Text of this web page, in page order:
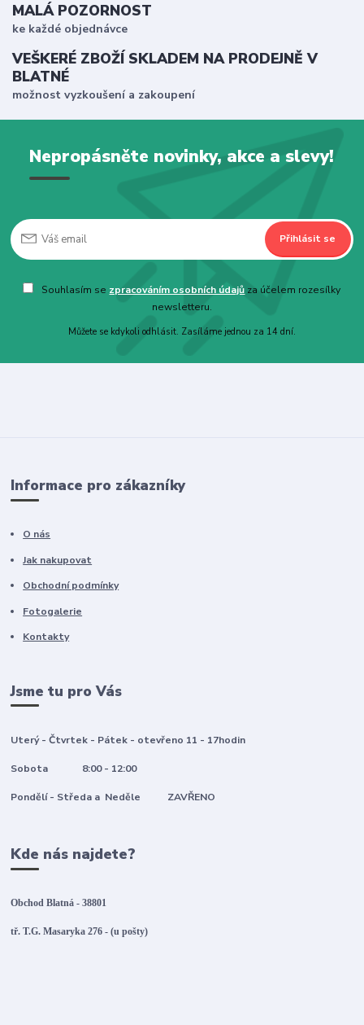
MALÁ POZORNOST
ke každé objednávce
VEŠKERÉ ZBOŽÍ SKLADEM NA PRODEJNĚ V
BLATNÉ
možnost vyzkoušení a zakoupení
Nepropásněte novinky, akce a slevy!
Přihlásit se
Souhlasím se zpracováním osobních údajů za účelem rozesílky
newsletteru.
Můžete se kdykoli odhlásit. Zasíláme jednou za 14 dní.
Informace pro zákazníky
O nás
Jak nakupovat
Obchodní podmínky
Fotogalerie
Kontakty
Jsme tu pro Vás
Uterý - Čtvrtek - Pátek - otevřeno 11 - 17hodin
Sobota 8:00 - 12:00
Pondělí - Středa a Neděle ZAVŘENO
Kde nás najdete?
Obchod Blatná - 38801
tř. T.G. Masaryka 276 - (u pošty)